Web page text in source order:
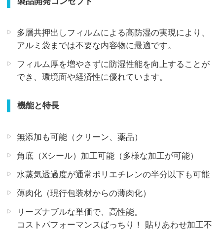
多層共押出しフィルムによる高防湿の実現により、
アルミ袋までは不要な内容物に最適です。
フィルム厚を増やさずに防湿性能を向上することが
でき、環境面や経済性に優れています。
機能と特長
無添加も可能（クリーン、薬品）
角底（Xシール）加工可能（多様な加工が可能）
水蒸気透過度が通常ポリエチレンの半分以下も可能
薄肉化（現行包装材からの薄肉化）
リーズナブルな単価で、高性能。
コストパフォーマンスばっちり！ 貼りあわせ加工不